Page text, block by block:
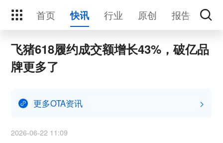
首页 快讯 行业 原创 报告 活
飞猪618履约成交额增长43%，破亿品
牌更多了
更多OTA资讯 >
2026-06-22 11:09